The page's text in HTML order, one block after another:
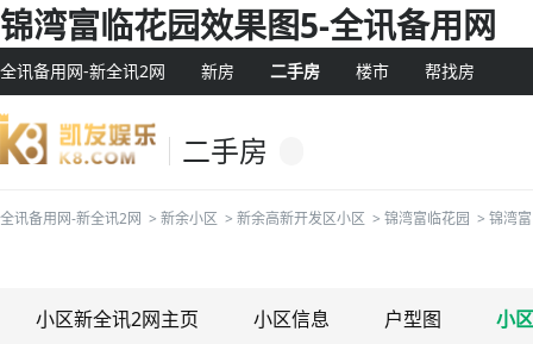
锦湾富临花园效果图5-全讯备用网
全讯备用网-新全讯2网 新房 二手房 楼市 帮找房
二手房
全讯备用网-新全讯2网 > 新余小区 > 新余高新开发区小区 > 锦湾富临花园 > 锦湾
小区新全讯2网主页 小区信息 户型图 小